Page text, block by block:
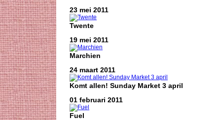
23 mei 2011
Twente
19 mei 2011
Marchien
24 maart 2011
Komt allen! Sunday Market 3 april
01 februari 2011
Fuel